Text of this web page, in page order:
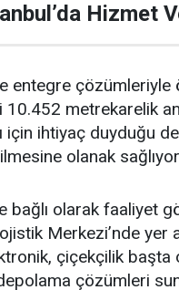
Hizmet
entegre çözümleriyle
10.452 metrekarelik
için ihtiyaç duyduğu
olanak
bağlı olarak faaliyet
Merkezi’nde yer
çiçekçilik başta
çözümleri